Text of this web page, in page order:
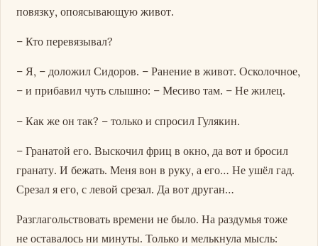
повязку, опоясывающую живот.
– Кто перевязывал?
– Я, – доложил Сидоров. – Ранение в живот. Осколочное,
– и прибавил чуть слышно: – Месиво там. – Не жилец.
– Как же он так? – только и спросил Гулякин.
– Гранатой его. Выскочил фриц в окно, да вот и бросил
гранату. И бежать. Меня вон в руку, а его… Не ушёл гад.
Срезал я его, с левой срезал. Да вот друган…
Разглагольствовать времени не было. На раздумья тоже
не оставалось ни минуты. Только и мелькнула мысль: